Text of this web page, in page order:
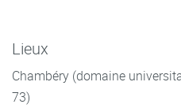
Lieux
Chambéry (domaine
73)